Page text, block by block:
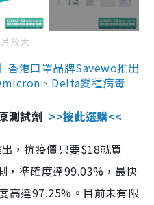
放大
香港口罩品牌Savewo推出
、Delta變種病毒
測試劑 >>按此選購<<
，抗疫價只要$18就買
，準確度達99.03%，最快
高達97.25%。目前未有限